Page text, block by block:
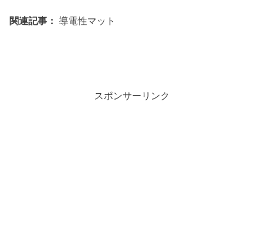
関連記事： 導電性マット
スポンサーリンク